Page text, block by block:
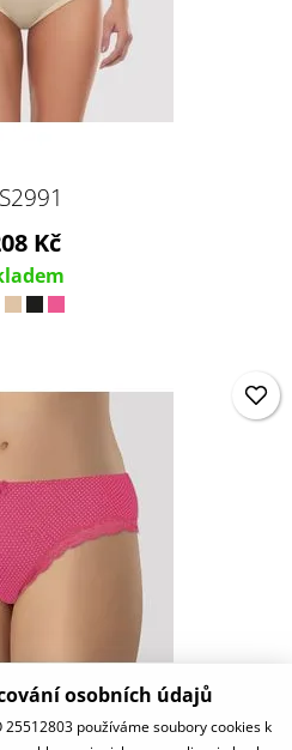
Kč
osobních údajů
25512803 používáme soubory cookies k